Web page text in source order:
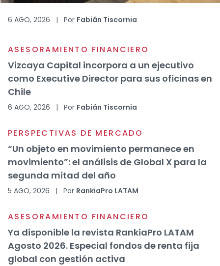
6 AGO, 2026 | Por Fabián Tiscornia
ASESORAMIENTO FINANCIERO
Vizcaya Capital incorpora a un ejecutivo
como Executive Director para sus oficinas en
Chile
6 AGO, 2026 | Por Fabián Tiscornia
PERSPECTIVAS DE MERCADO
“Un objeto en movimiento permanece en
movimiento”: el análisis de Global X para la
segunda mitad del año
5 AGO, 2026 | Por RankiaPro LATAM
ASESORAMIENTO FINANCIERO
Ya disponible la revista RankiaPro LATAM
Agosto 2026. Especial fondos de renta fija
global con gestión activa